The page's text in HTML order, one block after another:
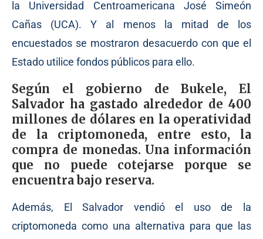
la Universidad Centroamericana José Simeón
Cañas (UCA). Y al menos la mitad de los
encuestados se mostraron desacuerdo con que el
Estado utilice fondos públicos para ello.
Según el gobierno de Bukele, El
Salvador ha gastado alrededor de 400
millones de dólares en la operatividad
de la criptomoneda, entre esto, la
compra de monedas. Una información
que no puede cotejarse porque se
encuentra bajo reserva.
Además, El Salvador vendió el uso de la
criptomoneda como una alternativa para que las